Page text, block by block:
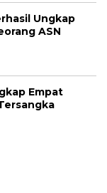
Ungkap
ASN
Empat